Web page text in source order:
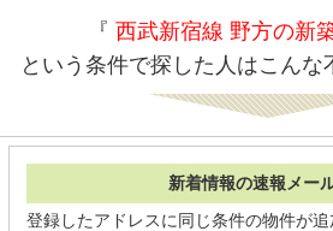
『 西武新宿線 野方の新
という条件で探した人はこんな
新着情報の速報メー
登録したアドレスに同じ条件の物件が